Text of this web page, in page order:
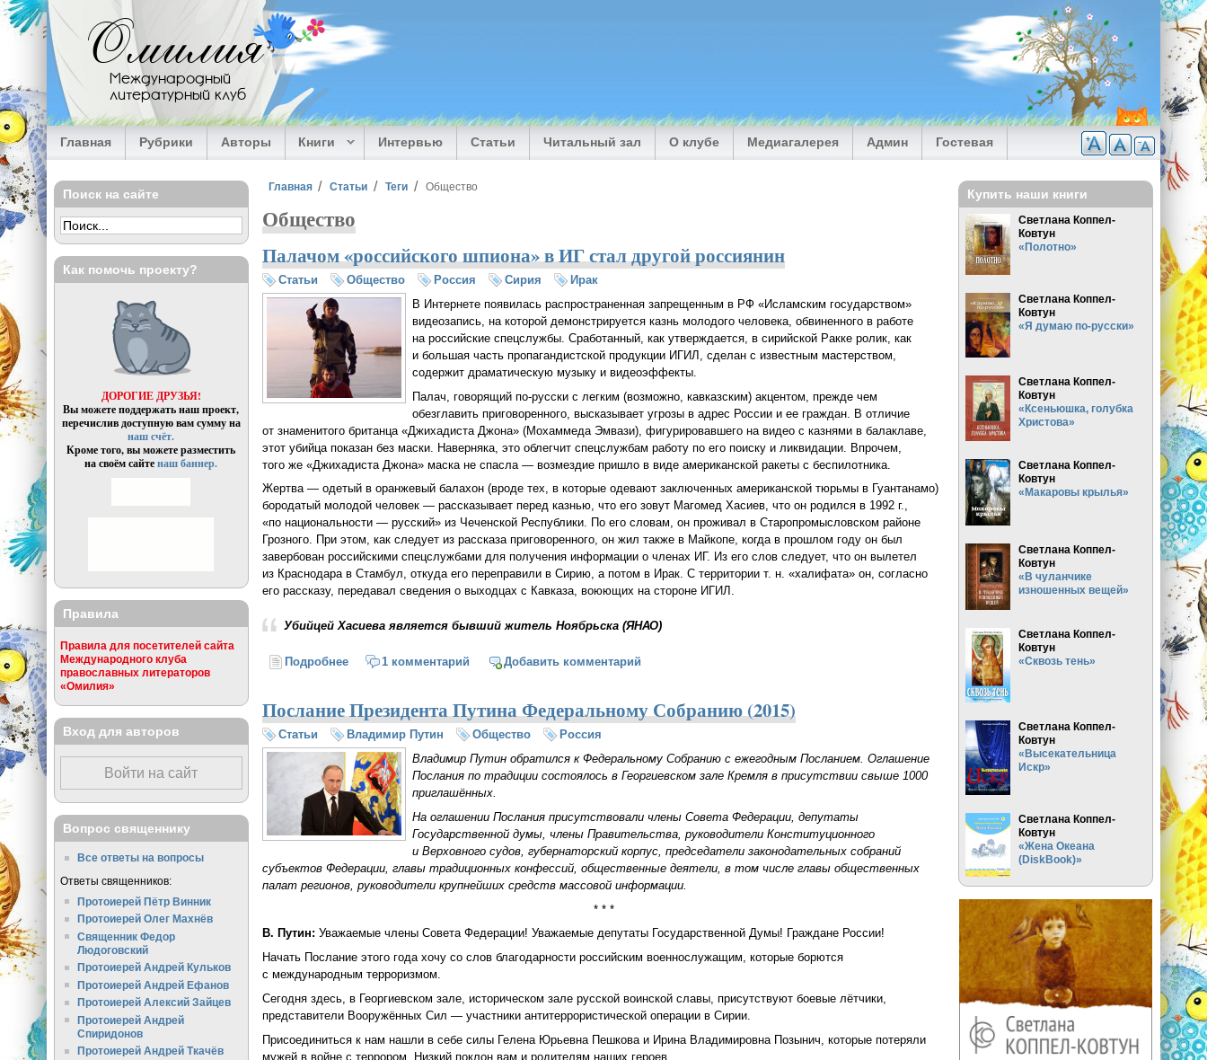
Перейти к основному содержанию
Омилия
Международный
литературный клуб
Главная Рубрики Авторы Книги Интервью Статьи Читальный зал О клубе Медиагалерея Админ Гостевая
Вы здесь
Главная Статьи Теги Общество
Общество
Палачом «российского шпиона» в ИГ стал другой россиянин
Статьи Общество Россия Сирия
Ирак
В Интернете появилась распространенная запрещенным в РФ «Исламским государством»
видеозапись, на которой демонстрируется казнь молодого человека, обвиненного в работе
на российские спецслужбы. Сработанный, как утверждается, в сирийской Ракке ролик, как
и большая часть пропагандистской продукции ИГИЛ, сделан с известным мастерством,
содержит драматическую музыку и видеоэффекты.
Палач, говорящий по-русски с легким (возможно, кавказским) акцентом, прежде чем
обезглавить приговоренного, высказывает угрозы в адрес России и ее граждан. В отличие
от знаменитого британца «Джихадиста Джона» (Мохаммеда Эмвази), фигурировавшего на видео с казнями в балаклаве,
этот убийца показан без маски. Наверняка, это облегчит спецслужбам работу по его поиску и ликвидации. Впрочем,
того же «Джихадиста Джона» маска не спасла — возмездие пришло в виде американской ракеты с беспилотника.
Жертва — одетый в оранжевый балахон (вроде тех, в которые одевают заключенных американской тюрьмы в Гуантанамо)
бородатый молодой человек — рассказывает перед казнью, что его зовут Магомед Хасиев, что он родился в 1992 г.,
«по национальности — русский» из Чеченской Республики. По его словам, он проживал в Старопромысловском районе
Грозного. При этом, как следует из рассказа приговоренного, он жил также в Майкопе, когда в прошлом году он был
завербован российскими спецслужбами для получения информации о членах ИГ. Из его слов следует, что он вылетел
из Краснодара в Стамбул, откуда его переправили в Сирию, а потом в Ирак. С территории т. н. «халифата» он, согласно
его рассказу, передавал сведения о выходцах с Кавказа, воюющих на стороне ИГИЛ.
Убийцей Хасиева является бывший житель Ноябрьска (ЯНАО)
Подробнеео Палачом «российского шпиона» в ИГ стал другой россиянин
1 комментарий Добавить комментарий
Послание Президента Путина Федеральному Собранию (2015)
Статьи Владимир Путин Общество
Россия
Владимир Путин обратился к Федеральному Собранию с ежегодным Посланием. Оглашение
Послания по традиции состоялось в Георгиевском зале Кремля в присутствии свыше 1000
приглашённых.
На оглашении Послания присутствовали члены Совета Федерации, депутаты
Государственной думы, члены Правительства, руководители Конституционного
и Верховного судов, губернаторский корпус, председатели законодательных собраний
субъектов Федерации, главы традиционных конфессий, общественные деятели, в том числе главы общественных
палат регионов, руководители крупнейших средств массовой информации.
* * *
В. Путин: Уважаемые члены Совета Федерации! Уважаемые депутаты Государственной Думы! Граждане России!
Начать Послание этого года хочу со слов благодарности российским военнослужащим, которые борются
с международным терроризмом.
Сегодня здесь, в Георгиевском зале, историческом зале русской воинской славы, присутствуют боевые лётчики,
представители Вооружённых Сил — участники антитеррористической операции в Сирии.
Присоединиться к нам нашли в себе силы Гелена Юрьевна Пешкова и Ирина Владимировна Позынич, которые потеряли
мужей в войне с террором. Низкий поклон вам и родителям наших героев.
Поиск на сайте
Как помочь проекту?
ДОРОГИЕ ДРУЗЬЯ!
Вы можете поддержать наш проект,
перечислив доступную вам сумму на
наш счёт.
Кроме того, вы можете разместить
на своём сайтенаш баннер.
Правила
Правила для посетителей сайта
Международного клуба
православных литераторов
«Омилия»
Вход для авторов
Войти на сайт
Вопрос священнику
Все ответы на вопросы
Ответы священников:
Протоиерей Пётр Винник
Протоиерей Олег Махнёв
Священник Федор
Людоговский
Протоиерей Андрей Кульков
Протоиерей Андрей Ефанов
Протоиерей Алексий Зайцев
Протоиерей Андрей
Спиридонов
Протоиерей Андрей Ткачёв
Купить наши книги
Светлана Коппел-
Ковтун
«Полотно»
Светлана Коппел-
Ковтун
«Я думаю по-русски»
Светлана Коппел-
Ковтун
«Ксеньюшка, голубка
Христова»
Светлана Коппел-
Ковтун
«Макаровы крылья»
Светлана Коппел-
Ковтун
«В чуланчике
изношенных вещей»
Светлана Коппел-
Ковтун
«Сквозь тень»
Светлана Коппел-
Ковтун
«Высекательница
Искр»
Светлана Коппел-
Ковтун
«Жена Океана
(DiskBook)»